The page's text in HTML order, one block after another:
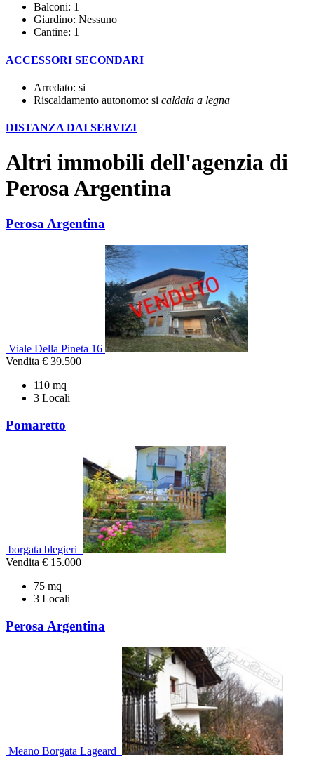
Balconi: 1
Giardino: Nessuno
Cantine: 1
ACCESSORI SECONDARI
Arredato: si
Riscaldamento autonomo: si caldaia a legna
DISTANZA DAI SERVIZI
Altri immobili dell'agenzia di
Perosa Argentina
Perosa Argentina
Viale Della Pineta 16
Vendita € 39.500
110 mq
3 Locali
Pomaretto
borgata blegieri
Vendita € 15.000
75 mq
3 Locali
Perosa Argentina
Meano Borgata Lageard